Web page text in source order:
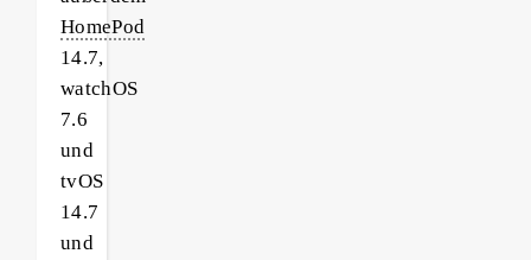
HomePod
14.7,
watchOS
7.6
und
tvOS
14.7
und